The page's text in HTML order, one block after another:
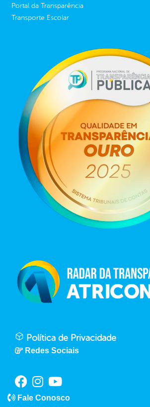
Portal da Transparência
Transporte Escolar
Política de Privacidade
Redes Sociais
Fale Conosco